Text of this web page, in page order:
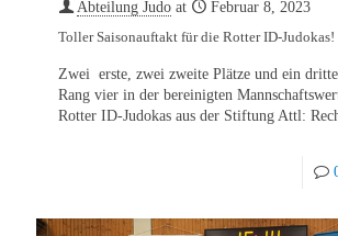
Abteilung Judo at
Februar 8, 2023
Toller Saisonauftakt für die Rotter ID-Judokas!
Zwei erste, zwei zweite Plätze und ein
Rang vier in der bereinigten
Rotter ID-Judokas aus der Stiftung Attl: